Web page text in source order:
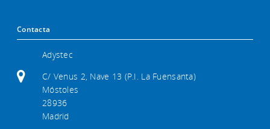
Contacta
Adystec
C/ Venus 2, Nave 13 (P.I. La Fuensanta)
Móstoles
28936
Madrid